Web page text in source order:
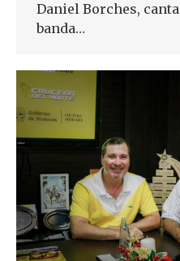
Daniel Borches,
banda…